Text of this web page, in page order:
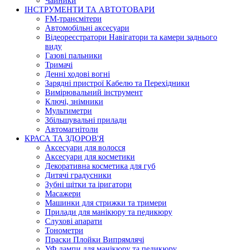
ІНСТРУМЕНТИ ТА АВТОТОВАРИ
FM-трансмітери
Автомобільні аксесуари
Відеореєстратори Навігатори та камери заднього
виду
Газові пальники
Тримачі
Денні ходові вогні
Зарядні пристрої Кабелю та Перехідники
Вимірювальний інструмент
Ключі, знімники
Мультиметри
Збільшувальні прилади
Автомагнітоли
КРАСА ТА ЗДОРОВ'Я
Аксесуари для волосся
Аксесуари для косметики
Декоративна косметика для губ
Дитячі градусники
Зубні щітки та іригатори
Масажери
Машинки для стрижки та тримери
Прилади для манікюру та педикюру
Слухові апарати
Тонометри
Праски Плойки Випрямлячі